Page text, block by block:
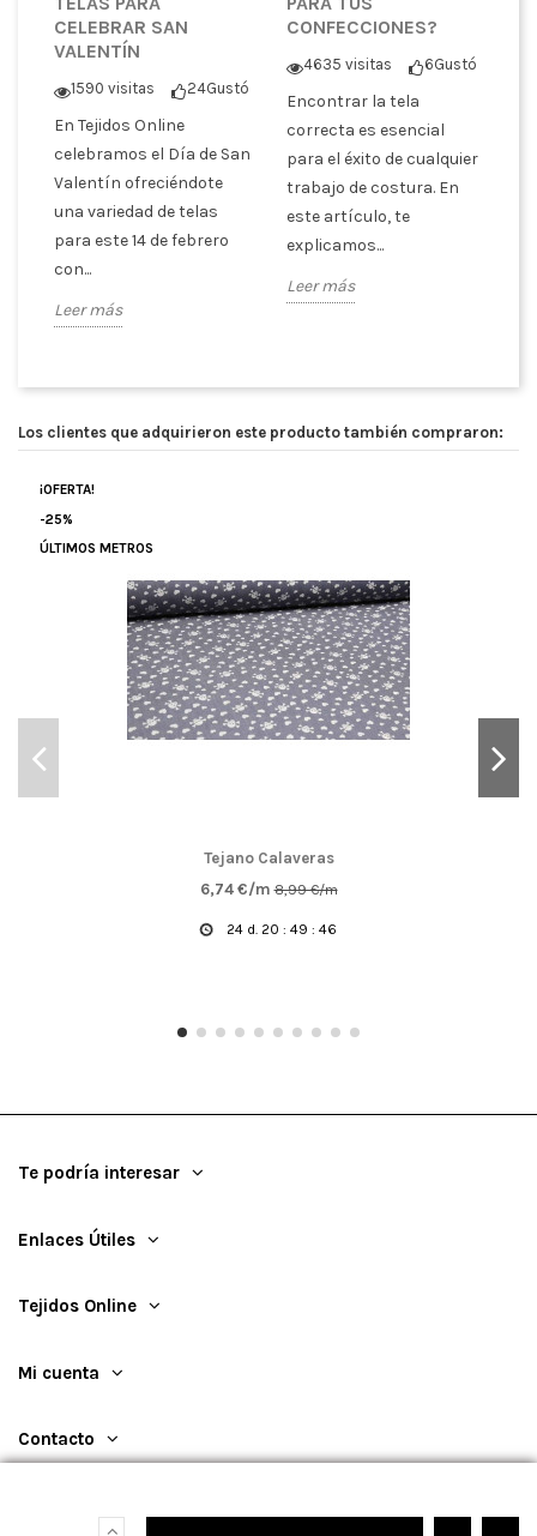
CELEBRAR SAN
VALENTÍN
1590 visitas 24Gustó
En Tejidos Online
celebramos el Día de San
Valentín ofreciéndote
una variedad de telas
para este 14 de febrero
con...
Leer más
CONFECCIONES?
4635 visitas 6Gustó
Encontrar la tela
correcta es esencial
para el éxito de cualquier
trabajo de costura. En
este artículo, te
explicamos...
Leer más
Los clientes que adquirieron este producto también compraron:
¡OFERTA!
-25%
ÚLTIMOS METROS
Tejano Calaveras
6,74 €/m8,99 €/m
24 d. 20 :49 :45
Te podría interesar
Enlaces Útiles
Tejidos Online
Mi cuenta
Contacto